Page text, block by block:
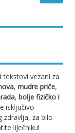
tekstovi vezani za
, mudre priče,
, bolje fizičko i
isključivo
zdravlja, za bilo
liječniku!